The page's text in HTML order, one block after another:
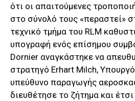
ότι οι απαιτούμενες
στο σύνολό τους «περαστεί»
τεχνικό τμήμα του RLM
υπογραφή ενός επίσημου
Dornier αναγκάστηκε να
στρατηγό Erhart Milch,
υπεύθυνο παραγωγής
διευθέτησε το ζήτημα και